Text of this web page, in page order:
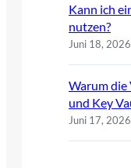
Kann ich
nutzen?
Juni 18, 2026
Warum die
und Key
Juni 17, 2026